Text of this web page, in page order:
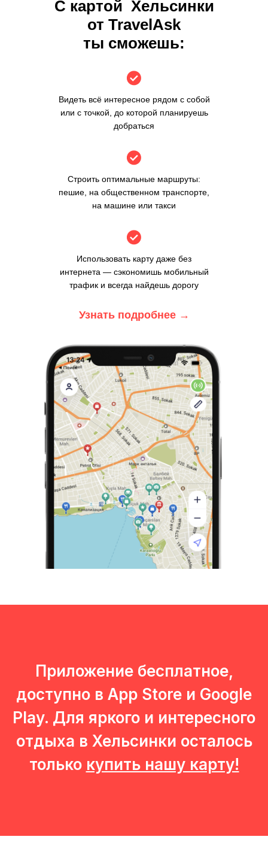
СОГЛАСИЕ НА ИСПОЛЬЗОВАНИЕ
COOKIE-ФАЙЛОВ И ЯНДЕКС.
С картой Хельсинки
от TravelAsk
ты сможешь:
Узнать подробнее →
Видеть всё интересное рядом с собой
или с точкой, до которой планируешь
добраться
Строить оптимальные маршруты:
пешие, на общественном транспорте,
на машине или такси
Использовать карту даже без
интернета — сэкономишь мобильный
трафик и всегда найдешь дорогу
Приложение бесплатное,
доступно в App Store и Google
Play. Для яркого и интересного
отдыха в Хельсинки осталось
только купить нашу карту!